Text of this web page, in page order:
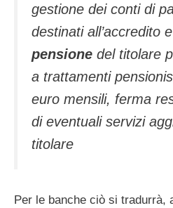
gestione dei conti di
destinati all’accredito
pensione del titolare
a trattamenti
euro mensili, ferma
di eventuali servizi
titolare
Per le banche ciò si tradurrà,